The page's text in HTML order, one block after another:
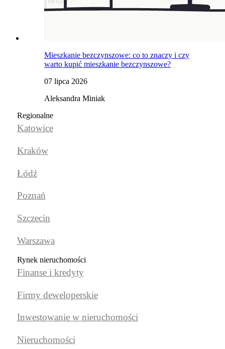
Mieszkanie bezczynszowe: co to znaczy i czy
warto kupić mieszkanie bezczynszowe?
07 lipca 2026
Aleksandra Miniak
Regionalne
Katowice
Kraków
Łódź
Poznań
Szczecin
Warszawa
Rynek nieruchomości
Finanse i kredyty
Firmy deweloperskie
Inwestowanie w nieruchomości
Nieruchomości